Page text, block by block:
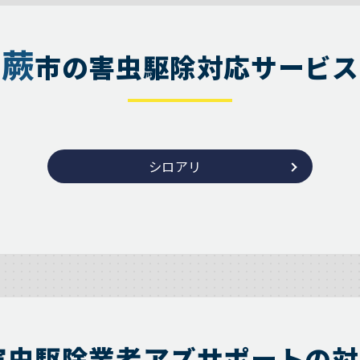
蕨市の害虫駆除対応サービス
シロアリ